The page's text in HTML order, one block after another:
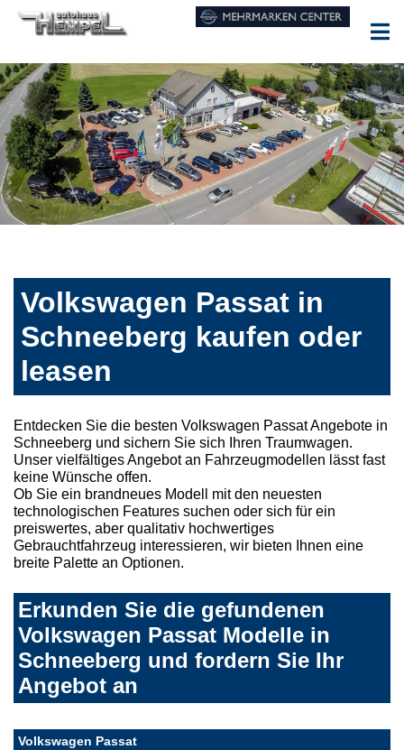
Volkswagen Passat in
Schneeberg kaufen oder
leasen
Entdecken Sie die besten Volkswagen Passat Angebote in
Schneeberg und sichern Sie sich Ihren Traumwagen.
Unser vielfältiges Angebot an Fahrzeugmodellen lässt fast
keine Wünsche offen.
Ob Sie ein brandneues Modell mit den neuesten
technologischen Features suchen oder sich für ein
preiswertes, aber qualitativ hochwertiges
Gebrauchtfahrzeug interessieren, wir bieten Ihnen eine
breite Palette an Optionen.
Erkunden Sie die gefundenen
Volkswagen Passat Modelle in
Schneeberg und fordern Sie Ihr
Angebot an
Volkswagen Passat